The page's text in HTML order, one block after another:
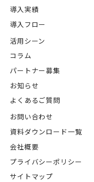
導入実績
導入フロー
活用シーン
コラム
パートナー募集
お知らせ
よくあるご質問
お問い合わせ
資料ダウンロード一覧
会社概要
プライバシーポリシー
サイトマップ